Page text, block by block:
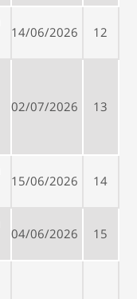
12
14/06/2026
13
02/07/2026
14
15/06/2026
15
04/06/2026